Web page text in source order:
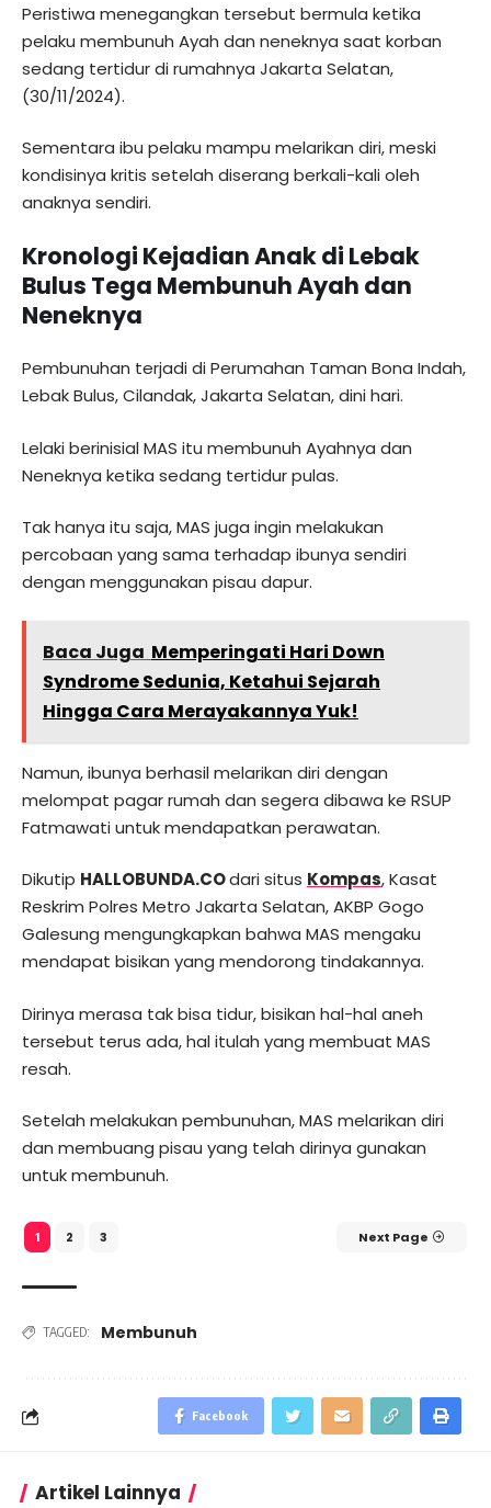
Peristiwa menegangkan tersebut bermula ketika
pelaku membunuh Ayah dan neneknya saat korban
sedang tertidur di rumahnya Jakarta Selatan,
(30/11/2024).
Sementara ibu pelaku mampu melarikan diri, meski
kondisinya kritis setelah diserang berkali-kali oleh
anaknya sendiri.
Kronologi Kejadian Anak di Lebak
Bulus Tega Membunuh Ayah dan
Neneknya
Pembunuhan terjadi di Perumahan Taman Bona Indah,
Lebak Bulus, Cilandak, Jakarta Selatan, dini hari.
Lelaki berinisial MAS itu membunuh Ayahnya dan
Neneknya ketika sedang tertidur pulas.
Tak hanya itu saja, MAS juga ingin melakukan
percobaan yang sama terhadap ibunya sendiri
dengan menggunakan pisau dapur.
Baca Juga Memperingati Hari Down
Syndrome Sedunia, Ketahui Sejarah
Hingga Cara Merayakannya Yuk!
Namun, ibunya berhasil melarikan diri dengan
melompat pagar rumah dan segera dibawa ke RSUP
Fatmawati untuk mendapatkan perawatan.
Dikutip HALLOBUNDA.COdari situs Kompas, Kasat
Reskrim Polres Metro Jakarta Selatan, AKBP Gogo
Galesung mengungkapkan bahwa MAS mengaku
mendapat bisikan yang mendorong tindakannya.
Dirinya merasa tak bisa tidur, bisikan hal-hal aneh
tersebut terus ada, hal itulah yang membuat MAS
resah.
Setelah melakukan pembunuhan, MAS melarikan diri
dan membuang pisau yang telah dirinya gunakan
untuk membunuh.
1 2 3 Next Page
TAGGED: Membunuh
Facebook
Artikel Lainnya